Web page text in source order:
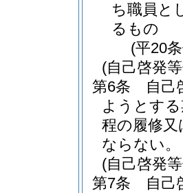
ち職員と
るもの
(平20
(自己啓発
第6条
自己
ようとす
程の履修
ならない。
(自己啓発
第7条
自己